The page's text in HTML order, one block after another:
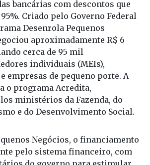
têm até 31 de dezembro para
bancárias com descontos que
Criado pelo Governo Federal
Desenrola Pequenos
aproximadamente R$ 6
cerca de 95 mil
individuais (MEIs),
programa Acredita,
ministérios da Fazenda, do
e do Desenvolvimento Social.